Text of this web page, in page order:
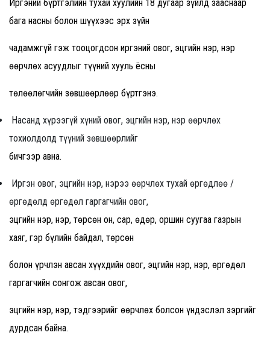
Иргэний бүртгэлийн тухай хуулийн 18 дугаар зүйлд зааснаар
бага насны болон шүүхээс эрх зүйн
чадамжгүй гэж тооцогдсон иргэний овог, эцгийн нэр, нэр
өөрчлөх асуудлыг түүний хууль ёсны
төлөөлөгчийн зөвшөөрлөөр бүртгэнэ.
Насанд хүрээгүй хүний овог, эцгийн нэр, нэр өөрчлөх
тохиолдолд түүний зөвшөөрлийг
бичгээр авна.
Иргэн овог, эцгийн нэр, нэрээ өөрчлөх тухай өргөдлөө /
өргөдөлд өргөдөл гаргагчийн овог,
эцгийн нэр, нэр, төрсөн он, сар, өдөр, оршин суугаа газрын
хаяг, гэр бүлийн байдал, төрсөн
болон үрчлэн авсан хүүхдийн овог, эцгийн нэр, нэр, өргөдөл
гаргагчийн сонгож авсан овог,
эцгийн нэр, нэр, тэдгээрийг өөрчлөх болсон үндэслэл зэргийг
дурдсан байна.